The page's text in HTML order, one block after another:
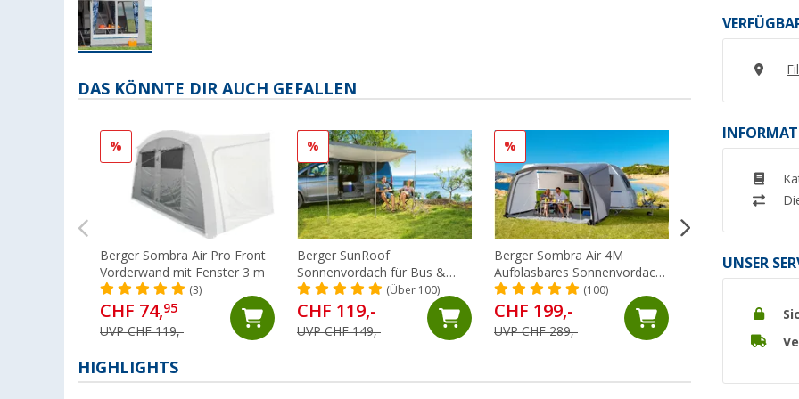
UNSER
DAS KÖNNTE DIR AUCH GEFALLEN
%
Berger Sombra Air Pro Front
Vorderwand mit Fenster 3 m
(3)
CHF 74,95
UVP CHF 119,-
%
Berger SunRoof
Sonnenvordach für Bus &
Wohnwagen, 300 x 240 cm
(Über 100)
CHF 119,-
UVP CHF 149,-
%
Berger Sombra Air 4M
Aufblasbares Sonnenvordach
für Wohnwagen, Anbauhöhe
235 - 255 cm
(100)
CHF 199,-
UVP CHF 289,-
Thule Rain Blocker
Seitenwand Large
Markisenauszug 3
CHF 239,-
UVP CHF 314,-
HIGHLIGHTS